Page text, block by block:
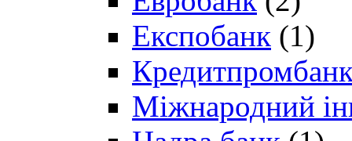
Експобанк (1)
Міжнародний